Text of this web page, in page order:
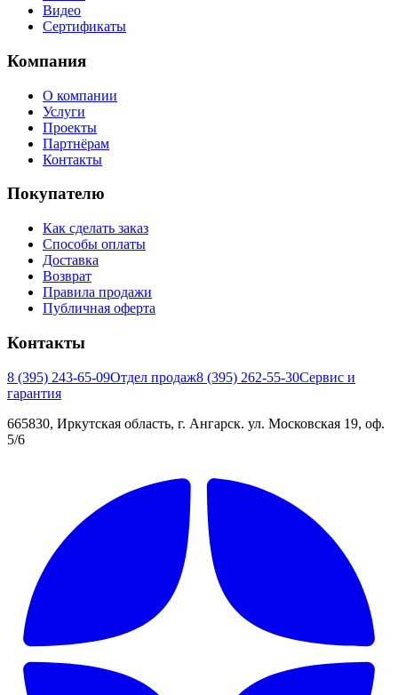
Видео
Сертификаты
Компания
О компании
Услуги
Проекты
Партнёрам
Контакты
Покупателю
Как сделать заказ
Способы оплаты
Доставка
Возврат
Правила продажи
Публичная оферта
Контакты
8 (395) 243-65-09Отдел продаж8 (395) 262-55-30Сервис и
гарантия
665830, Иркутская область, г. Ангарск. ул. Московская 19, оф.
5/6